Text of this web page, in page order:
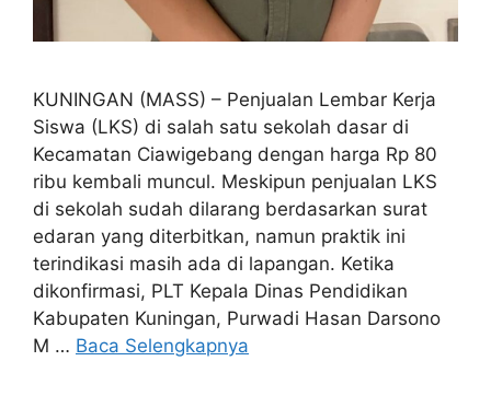
KUNINGAN (MASS) – Penjualan Lembar Kerja
Siswa (LKS) di salah satu sekolah dasar di
Kecamatan Ciawigebang dengan harga Rp 80
ribu kembali muncul. Meskipun penjualan LKS
di sekolah sudah dilarang berdasarkan surat
edaran yang diterbitkan, namun praktik ini
terindikasi masih ada di lapangan. Ketika
dikonfirmasi, PLT Kepala Dinas Pendidikan
Kabupaten Kuningan, Purwadi Hasan Darsono
M … Baca Selengkapnya